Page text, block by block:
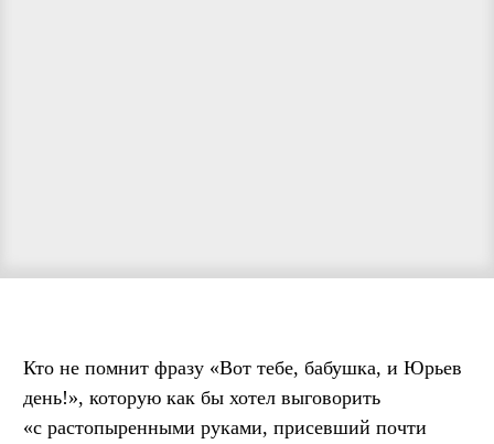
Кто не помнит фразу «Вот тебе, бабушка, и Юрьев
день!», которую как бы хотел выговорить
«с растопыренными руками, присевший почти